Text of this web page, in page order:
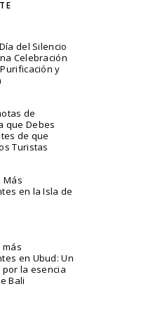
del Silencio
Celebración
y
de
que Debes
de que
Turistas
Más
en la Isla de
más
en Ubud: Un
la esencia
Bali